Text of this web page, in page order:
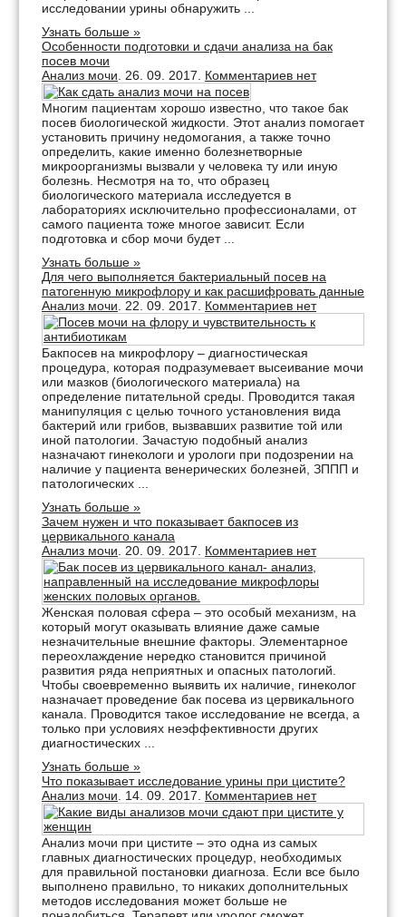
исследовании урины обнаружить ...
Узнать больше »
Особенности подготовки и сдачи анализа на бак
посев мочи
Анализ мочи . 26. 09. 2017. Комментариев нет
Многим пациентам хорошо известно, что такое бак
посев биологической жидкости. Этот анализ помогает
установить причину недомогания, а также точно
определить, какие именно болезнетворные
микроорганизмы вызвали у человека ту или иную
болезнь. Несмотря на то, что образец
биологического материала исследуется в
лабораториях исключительно профессионалами, от
самого пациента тоже многое зависит. Если
подготовка и сбор мочи будет ...
Узнать больше »
Для чего выполняется бактериальный посев на
патогенную микрофлору и как расшифровать данные
Анализ мочи . 22. 09. 2017. Комментариев нет
Бакпосев на микрофлору – диагностическая
процедура, которая подразумевает высеивание мочи
или мазков (биологического материала) на
определение питательной среды. Проводится такая
манипуляция с целью точного установления вида
бактерий или грибов, вызвавших развитие той или
иной патологии. Зачастую подобный анализ
назначают гинекологи и урологи при подозрении на
наличие у пациента венерических болезней, ЗППП и
патологических ...
Узнать больше »
Зачем нужен и что показывает бакпосев из
цервикального канала
Анализ мочи . 20. 09. 2017. Комментариев нет
Женская половая сфера – это особый механизм, на
который могут оказывать влияние даже самые
незначительные внешние факторы. Элементарное
переохлаждение нередко становится причиной
развития ряда неприятных и опасных патологий.
Чтобы своевременно выявить их наличие, гинеколог
назначает проведение бак посева из цервикального
канала. Проводится такое исследование не всегда, а
только при условиях неэффективности других
диагностических ...
Узнать больше »
Что показывает исследование урины при цистите?
Анализ мочи . 14. 09. 2017. Комментариев нет
Анализ мочи при цистите – это одна из самых
главных диагностических процедур, необходимых
для правильной постановки диагноза. Если все было
выполнено правильно, то никаких дополнительных
методов исследования может больше не